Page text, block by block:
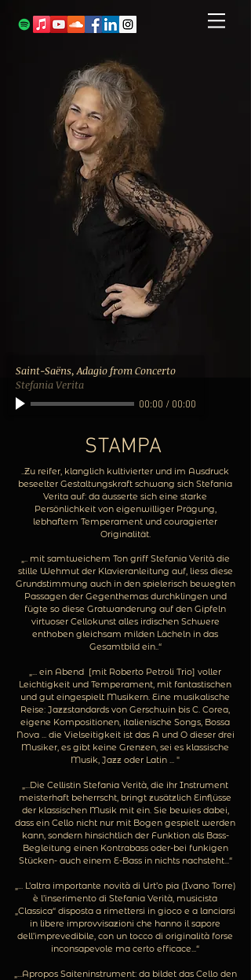
Saint-Saëns, Adagio from Concerto
Stefania Verita
00:00 / 00:00
STAMPA
..Zu reifer, klanglich kultivierter und im Ausdruck
beseelter Gestaltungskraft schwang sich Stefania
Verita auf: da äusserte sich eine starke
Persönlichkeit von eigenwilliger Prägung,
lebhaftem Temperament und couragierter
Originalität.
„.. mit samtweichem Ton griff Stefania Verità die
stille Wehmut der Klavieranleitung auf, liess diese
Grundstimmung auch in den spielerisch bewegten
Passagen der Gegenthemas durchklingen und
fügte so diese Gratwanderung auf den Gipfeln
virtuoser Cellokunst alles irdischen Schwere
enthoben gleichsam milden Lächeln in das
Gesamtbild ein..“
„... ein Abend [mit Roberto Petroli Trio] voller
Leichtigkeit und Temperament, mit fantastischen
und gut eingespielt Musikern. Eine musikalische
Reise: Jazzstandards von Gerschwin bis C. Corea,
eigene Kompositionen, italienische Songs, Bossa
Nova ... die Vielseitigkeit ist das A und O dieser drei
Musiker, es gibt keine Grenzen, sei es klassische
Musik, Jazz oder Latin ... "
„...Die Cellistin Stefania Verità, die ihr Instrument
meisterhaft beherrscht, bringt zusätzlich Einflüsse
der klassischen Musik mit ein. Sie bewies dabei,
dass ein Cello nicht nur mit Bogen gespielt werden
kann, sondern hinsichtlich der Funktion als Bass-
Begleitung einen Kontrabass oder-bei funkigen
Stücken- auch einem E-Bass in nichts nachsteht...“
„... L’altra importante novità di Urt’o pia (Ivano Torre)
è l’inserimento di Stefania Verità, musicista
„Classica“ disposta a rimettersi in gioco e a lanciarsi
in libere improvvisazioni che hanno il sapore
dell’imprevedibile, con un tocco di originalità forse
inconsapevole ma certo efficace...“
„...Apropos Saiteninstrument: da bildet das Cello den